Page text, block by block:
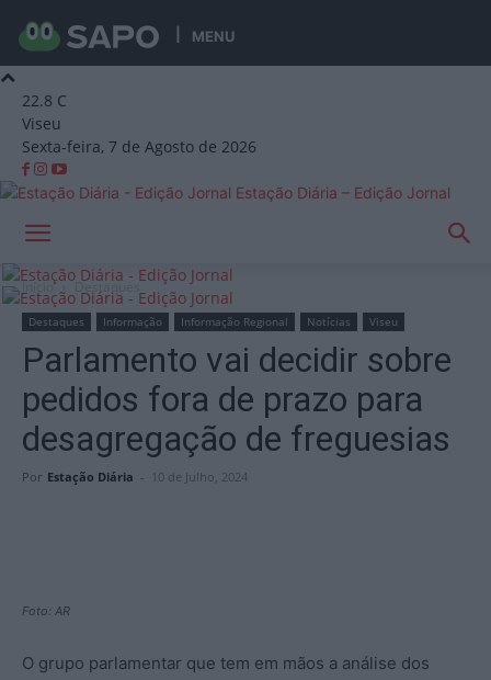
MENU
22.8 C
Viseu
Sexta-feira, 7 de Agosto de 2026
Estação Diária – Edição Jornal
Início Destaques
Destaques Informação Informação Regional Notícias Viseu
Parlamento vai decidir sobre
pedidos fora de prazo para
desagregação de freguesias
Por Estação Diária - 10 de Julho, 2024
Foto: AR
O grupo parlamentar que tem em mãos a análise dos